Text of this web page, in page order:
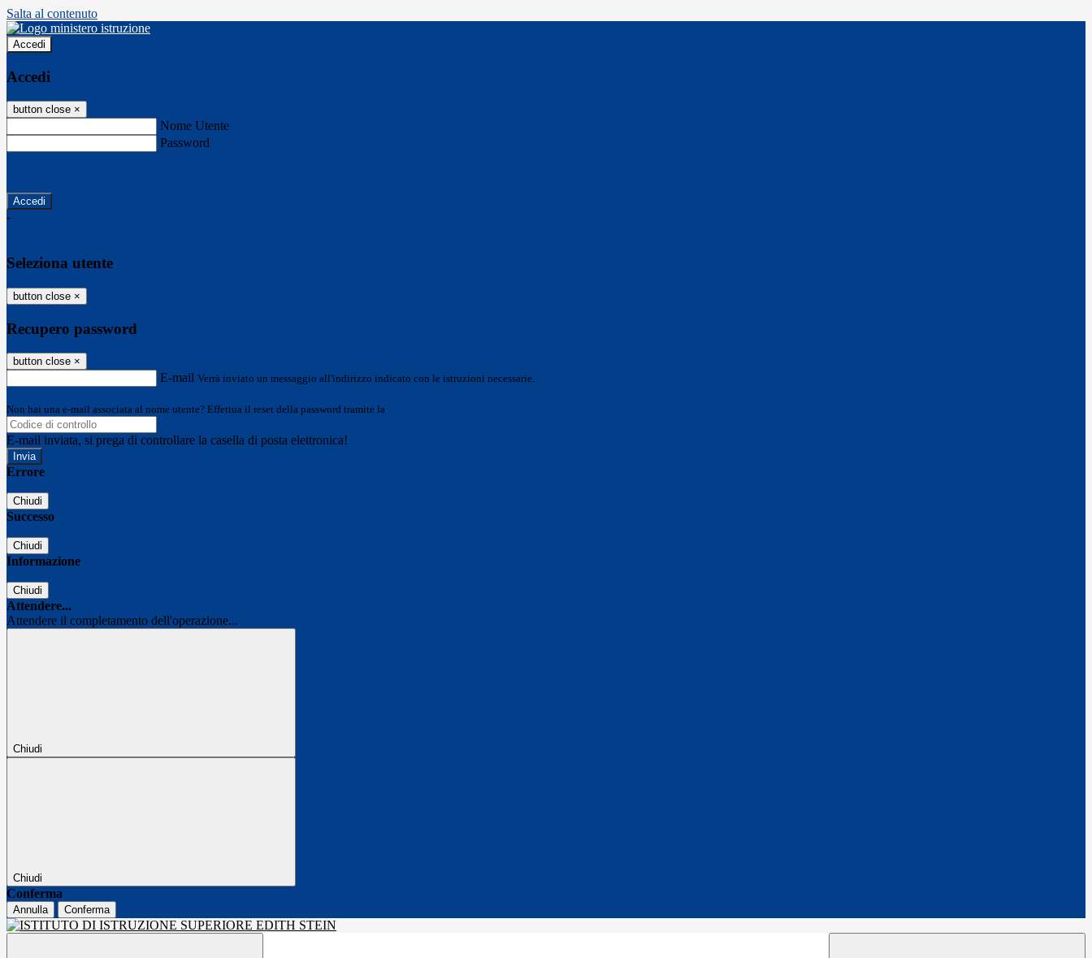
Salta al contenuto
Accedi
Accedi
button close ×
Nome Utente
Password
-
Seleziona utente
button close ×
Recupero password
button close ×
E-mail Verrà inviato un messaggio all'indirizzo indicato con le istruzioni necessarie.
Non hai una e-mail associata al nome utente? Effettua il reset della password tramite la
E-mail inviata, si prega di controllare la casella di posta elettronica!
Errore
Chiudi
Successo
Chiudi
Informazione
Chiudi
Attendere...
Attendere il completamento dell'operazione...
Chiudi
Chiudi
Conferma
Annulla Conferma